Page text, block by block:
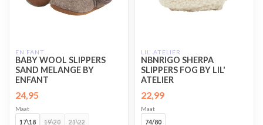
EN FANT
BABY WOOL SLIPPERS
SAND MELANGE BY
ENFANT
24,95
Maat
17\18
19\20 21\22
LIL' ATELIER
NBNRIGO SHERPA
SLIPPERS FOG BY LIL'
ATELIER
22,99
Maat
74/80